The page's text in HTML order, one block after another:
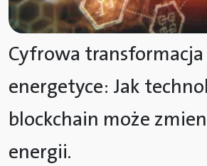
Cyfrowa
energetyce: Jak
blockchain może
energii.